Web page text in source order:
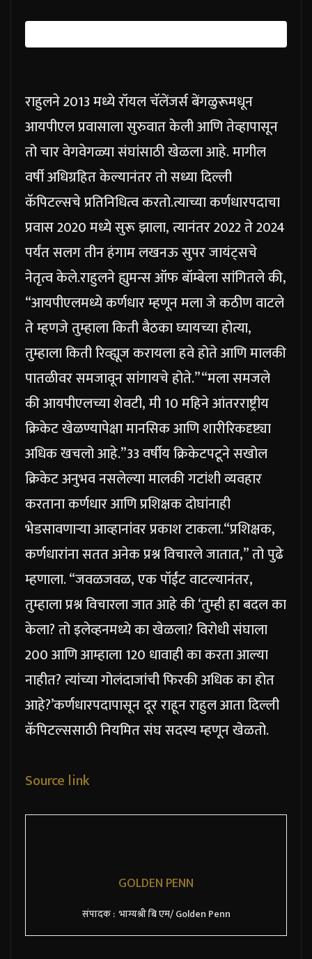
राहुलने 2013 मध्ये रॉयल चॅलेंजर्स बेंगळुरूमधून
आयपीएल प्रवासाला सुरुवात केली आणि तेव्हापासून
तो चार वेगवेगळ्या संघांसाठी खेळला आहे. मागील
वर्षी अधिग्रहित केल्यानंतर तो सध्या दिल्ली
कॅपिटल्सचे प्रतिनिधित्व करतो.त्याच्या कर्णधारपदाचा
प्रवास 2020 मध्ये सुरू झाला, त्यानंतर 2022 ते 2024
पर्यंत सलग तीन हंगाम लखनऊ सुपर जायंट्सचे
नेतृत्व केले.राहुलने ह्युमन्स ऑफ बॉम्बेला सांगितले की,
“आयपीएलमध्ये कर्णधार म्हणून मला जे कठीण वाटले
ते म्हणजे तुम्हाला किती बैठका घ्यायच्या होत्या,
तुम्हाला किती रिव्ह्यूज करायला हवे होते आणि मालकी
पातळीवर समजावून सांगायचे होते.”“मला समजले
की आयपीएलच्या शेवटी, मी 10 महिने आंतरराष्ट्रीय
क्रिकेट खेळण्यापेक्षा मानसिक आणि शारीरिकदृष्ट्या
अधिक खचलो आहे.”33 वर्षीय क्रिकेटपटूने सखोल
क्रिकेट अनुभव नसलेल्या मालकी गटांशी व्यवहार
करताना कर्णधार आणि प्रशिक्षक दोघांनाही
भेडसावणाऱ्या आव्हानांवर प्रकाश टाकला.“प्रशिक्षक,
कर्णधारांना सतत अनेक प्रश्न विचारले जातात,” तो पुढे
म्हणाला. “जवळजवळ, एक पॉईंट वाटल्यानंतर,
तुम्हाला प्रश्न विचारला जात आहे की ‘तुम्ही हा बदल का
केला? तो इलेव्हनमध्ये का खेळला? विरोधी संघाला
200 आणि आम्हाला 120 धावाही का करता आल्या
नाहीत? त्यांच्या गोलंदाजांची फिरकी अधिक का होत
आहे?’कर्णधारपदापासून दूर राहून राहुल आता दिल्ली
कॅपिटल्ससाठी नियमित संघ सदस्य म्हणून खेळतो.
Source link
GOLDEN PENN
संपादक : भाग्यश्री बि एम/ Golden Penn